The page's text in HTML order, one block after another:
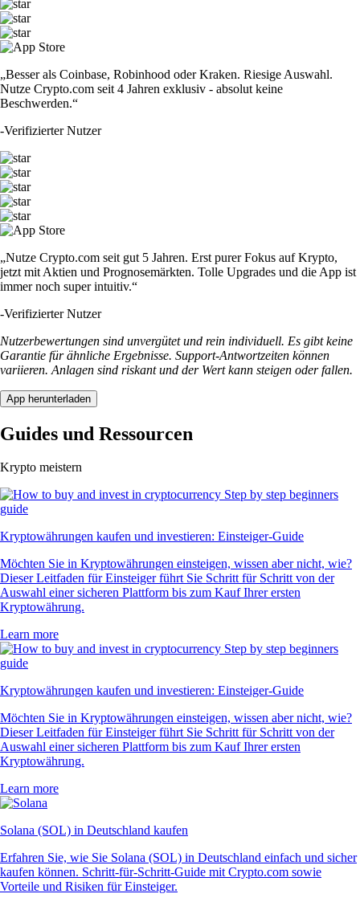
„Besser als Coinbase, Robinhood oder Kraken. Riesige Auswahl.
Nutze Crypto.com seit 4 Jahren exklusiv - absolut keine
Beschwerden.“
-Verifizierter Nutzer
„Nutze Crypto.com seit gut 5 Jahren. Erst purer Fokus auf Krypto,
jetzt mit Aktien und Prognosemärkten. Tolle Upgrades und die App ist
immer noch super intuitiv.“
-Verifizierter Nutzer
Nutzerbewertungen sind unvergütet und rein individuell. Es gibt keine
Garantie für ähnliche Ergebnisse. Support-Antwortzeiten können
variieren. Anlagen sind riskant und der Wert kann steigen oder fallen.
App herunterladen
Guides und Ressourcen
Krypto meistern
Kryptowährungen kaufen und investieren: Einsteiger-Guide
Möchten Sie in Kryptowährungen einsteigen, wissen aber nicht, wie?
Dieser Leitfaden für Einsteiger führt Sie Schritt für Schritt von der
Auswahl einer sicheren Plattform bis zum Kauf Ihrer ersten
Kryptowährung.
Learn more
Kryptowährungen kaufen und investieren: Einsteiger-Guide
Möchten Sie in Kryptowährungen einsteigen, wissen aber nicht, wie?
Dieser Leitfaden für Einsteiger führt Sie Schritt für Schritt von der
Auswahl einer sicheren Plattform bis zum Kauf Ihrer ersten
Kryptowährung.
Learn more
Solana (SOL) in Deutschland kaufen
Erfahren Sie, wie Sie Solana (SOL) in Deutschland einfach und sicher
kaufen können. Schritt-für-Schritt-Guide mit Crypto.com sowie
Vorteile und Risiken für Einsteiger.